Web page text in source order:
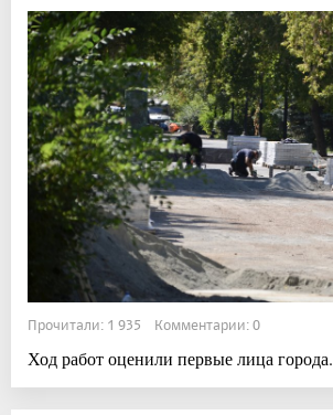
Прочитали: 1 935 Комментарии: 0
Ход работ оценили первые лица города.